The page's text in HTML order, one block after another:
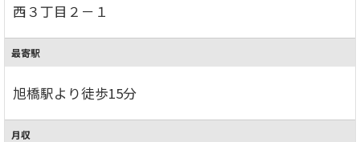
西３丁目２－１
最寄駅
旭橋駅より徒歩15分
月収